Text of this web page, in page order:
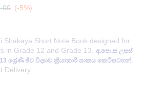
(-5%)
Shakaya Short Note Book designed for
in Grade 12 and Grade 13.
අ.පො.ස උසස්
ශ්‍රේණි ඡීව විද්‍යාව ක්‍රියාකාරී ශාකය කෙටිසටහන්
Delivery.